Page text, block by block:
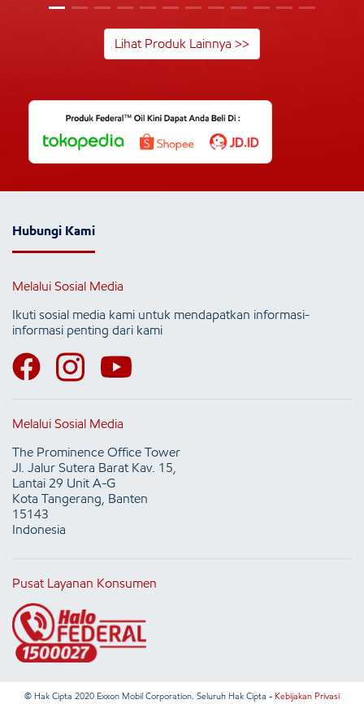
Lihat Produk Lainnya >>
Hubungi Kami
Melalui Sosial Media
Ikuti sosial media kami untuk mendapatkan informasi-
informasi penting dari kami
Melalui Sosial Media
The Prominence Office Tower
Jl. Jalur Sutera Barat Kav. 15,
Lantai 29 Unit A-G
Kota Tangerang, Banten
15143
Indonesia
Pusat Layanan Konsumen
© Hak Cipta 2020 Exxon Mobil Corporation. Seluruh Hak Cipta - Kebijakan Privasi